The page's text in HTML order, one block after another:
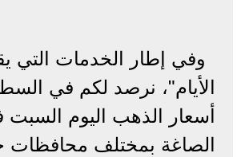
وفي إطار الخدمات التي
الأيام"، نرصد لكم في
أسعار الذهب اليوم
الصاغة بمختلف محافظات